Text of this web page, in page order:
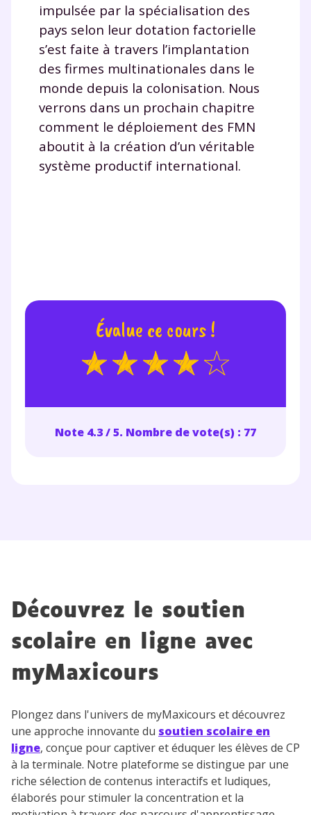
impulsée par la spécialisation des
pays selon leur dotation factorielle
s’est faite à travers l’implantation
des firmes multinationales dans le
monde depuis la colonisation. Nous
verrons dans un prochain chapitre
comment le déploiement des FMN
aboutit à la création d’un véritable
système productif international.
Évalue ce cours !
Note 4.3 / 5. Nombre de vote(s) : 77
Découvrez le soutien
scolaire en ligne avec
myMaxicours
Plongez dans l'univers de myMaxicours et découvrez
une approche innovante du soutien scolaire en
ligne, conçue pour captiver et éduquer les élèves de CP
à la terminale. Notre plateforme se distingue par une
riche sélection de contenus interactifs et ludiques,
élaborés pour stimuler la concentration et la